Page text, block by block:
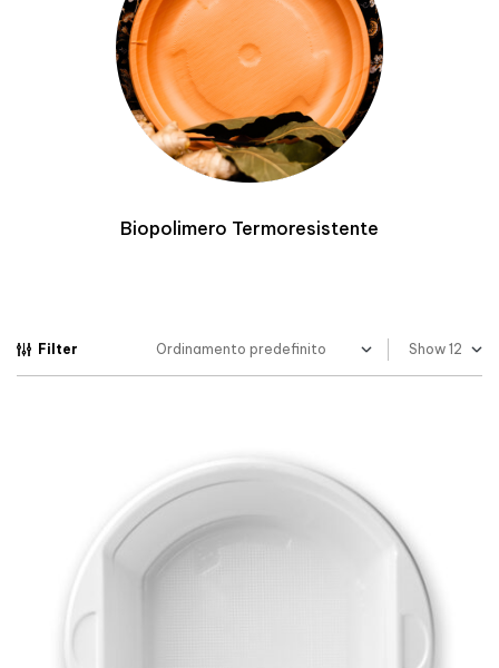
Biopolimero Termoresistente
Filter Show